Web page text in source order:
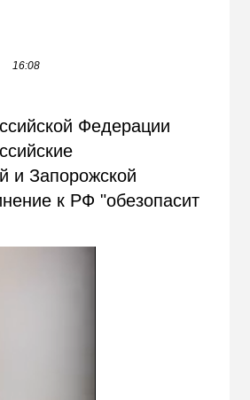
16:08
Федерации
и Запорожской
к РФ "обезопасит